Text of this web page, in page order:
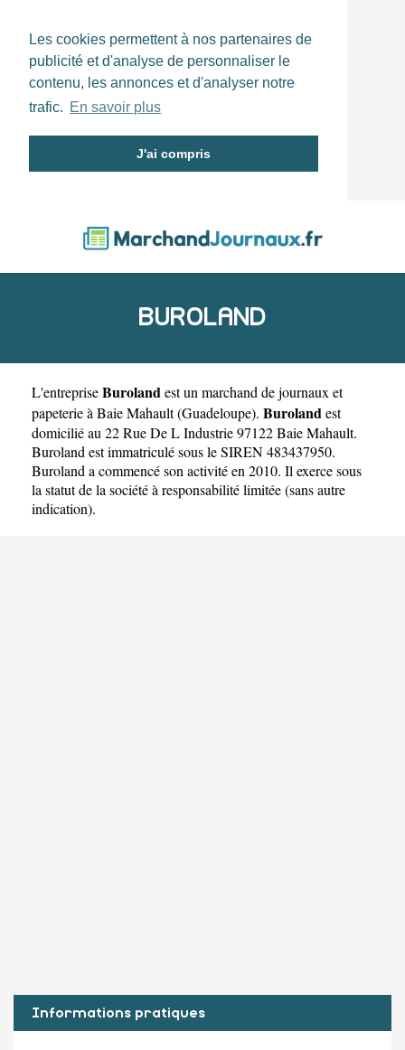
Les cookies permettent à nos partenaires de
publicité et d'analyse de personnaliser le
contenu, les annonces et d'analyser notre
trafic. En savoir plus
J'ai compris
BUROLAND
L'entrepriseBurolandest un marchand de journaux et
papeterie à Baie Mahault(Guadeloupe). Burolandest
domicilié au 22 Rue De L Industrie 97122 Baie Mahault.
Buroland est immatriculé sous le SIREN 483437950.
Buroland a commencé son activité en 2010. Il exerce sous
la statut de la société à responsabilité limitée (sans autre
indication).
Informations pratiques